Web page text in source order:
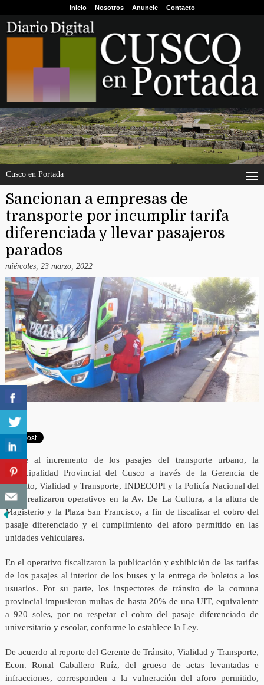
Inicio Nosotros Anuncie Contacto
Cusco en Portada
Sancionan a empresas de
transporte por incumplir tarifa
diferenciada y llevar pasajeros
parados
miércoles, 23 marzo, 2022
Frente al incremento de los pasajes del transporte urbano, la
Municipalidad Provincial del Cusco a través de la Gerencia de
Tránsito, Vialidad y Transporte, INDECOPI y la Policía Nacional del
Perú, realizaron operativos en la Av. De La Cultura, a la altura de
Magisterio y la Plaza San Francisco, a fin de fiscalizar el cobro del
pasaje diferenciado y el cumplimiento del aforo permitido en las
unidades vehiculares.
En el operativo fiscalizaron la publicación y exhibición de las tarifas
de los pasajes al interior de los buses y la entrega de boletos a los
usuarios. Por su parte, los inspectores de tránsito de la comuna
provincial impusieron multas de hasta 20% de una UIT, equivalente
a 920 soles, por no respetar el cobro del pasaje diferenciado de
universitario y escolar, conforme lo establece la Ley.
De acuerdo al reporte del Gerente de Tránsito, Vialidad y Transporte,
Econ. Ronal Caballero Ruíz, del grueso de actas levantadas e
infracciones, corresponden a la vulneración del aforo permitido,